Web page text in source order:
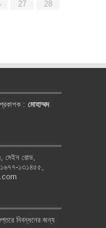
27
28
: মোহাম্মদ
মেইন রোড,
১৩১৪৫৫,
নিবন্ধনের জন্য